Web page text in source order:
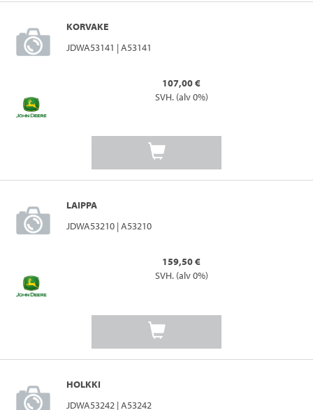
KORVAKE
JDWA53141 | A53141
107,00 €
SVH. (alv 0%)
LAIPPA
JDWA53210 | A53210
159,50 €
SVH. (alv 0%)
HOLKKI
JDWA53242 | A53242